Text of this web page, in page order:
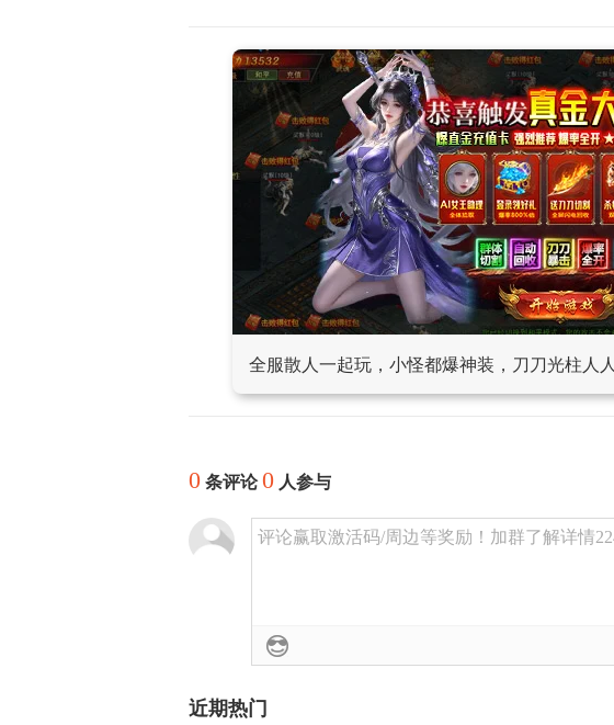
全服散人一起玩，小怪都爆神装，刀刀光柱人人
0 条评论0 人参与
评论赢取激活码/周边等奖励！加群了解详情
近期热门